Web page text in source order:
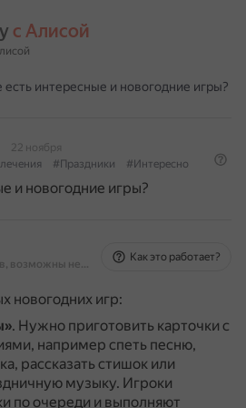
с Алисой
есть интересные и новогодние игры?
22 ноября
#Праздники #Интересно
и новогодние игры?
На основе источников, возможны неточности
Как это работает?
новогодних игр:
. Нужно приготовить карточки с
например спеть песню,
рассказать стишок или
музыку. Игроки
по очереди и выполняют